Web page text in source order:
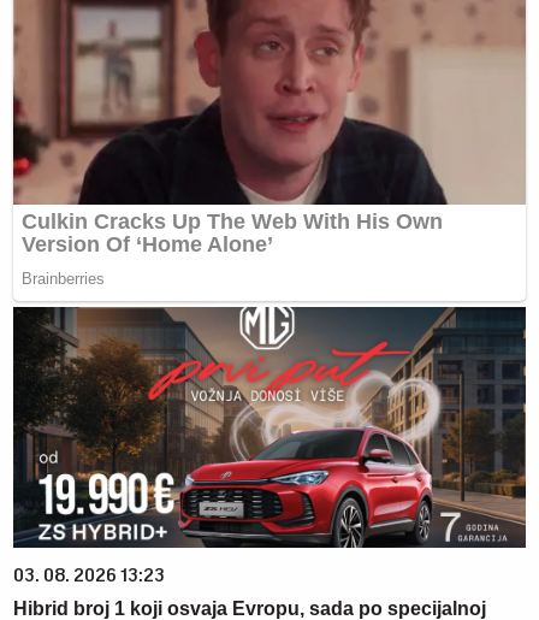
03. 08. 2026 13:23
Hibrid broj 1 koji osvaja Evropu, sada po specijalnoj